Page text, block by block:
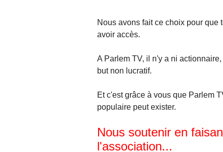
Nous avons fait ce choix pour
avoir accès.
A Parlem TV, il n'y a ni
but non lucratif.
Et c'est grâce à vous que Parlem
populaire peut exister.
Nous soutenir en
l'association...